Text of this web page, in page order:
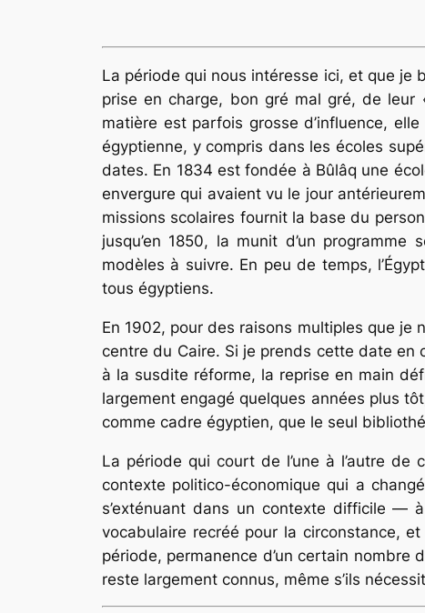
La période qui nous intéresse ici, et que je
prise en charge, bon gré mal gré, de leur
matière est parfois grosse d’influence,
égyptienne, y compris dans les écoles
dates. En 1834 est fondée à Bûlâq une
envergure qui avaient vu le jour
missions scolaires fournit la base du
jusqu’en 1850, la munit d’un
modèles à suivre. En peu de temps,
tous égyptiens.
En 1902, pour des raisons multiples que je
centre du Caire. Si je prends cette date en
à la susdite réforme, la reprise en main
largement engagé quelques années plus
comme cadre égyptien, que le seul
La période qui court de l’une à l’autre
contexte politico-économique qui a
s’exténuant dans un contexte difficile — à
vocabulaire recréé pour la circonstance,
période, permanence d’un certain nombre
reste largement connus, même s’ils